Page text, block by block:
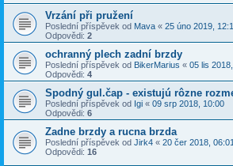
Vrzání při pružení
Poslední příspěvek od Mava « 25 úno 2019,
Odpovědi: 2
ochranný plech zadní brzdy
Poslední příspěvek od BikerMarius « 05 lis
Odpovědi: 4
Spodný gul.čap - existujú rôzne
Poslední příspěvek od Igi « 09 srp 2018, 10:00
Odpovědi: 6
Zadne brzdy a rucna brzda
Poslední příspěvek od Jirk4 « 20 čer 2018, 06:01
Odpovědi: 16